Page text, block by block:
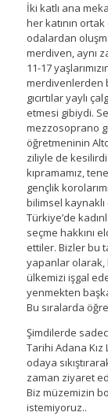
İki katlı ana
her katının
odalardan
merdiven, aynı
11-17
merdivenlerden
gıcırtılar yaylı
etmesi gibiydi.
mezzosoprano
öğretmeninin
ziliyle de
kıpramamız,
gençlik
bilimsel
Türkiye’de
seçme hakkını
ettiler. Bizler bu
yapanlar olarak,
ülkemizi işgal
yenmekten
Bu sıralarda
Şimdilerde
Tarihi Adana Kız
odaya
zaman ziyaret
Biz müzemizin
istemiyoruz..